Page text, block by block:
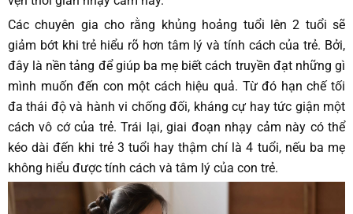
Các chuyên gia cho rằng khủng hoảng tuổi lên 2 tuổi sẽ
giảm bớt khi trẻ hiểu rõ hơn tâm lý và tính cách của trẻ. Bởi,
đây là nền tảng để giúp ba mẹ biết cách truyền đạt những gì
mình muốn đến con một cách hiệu quả. Từ đó hạn chế tối
đa thái độ và hành vi chống đối, kháng cự hay tức giận một
cách vô cớ của trẻ. Trái lại, giai đoạn nhạy cảm này có thể
kéo dài đến khi trẻ 3 tuổi hay thậm chí là 4 tuổi, nếu ba mẹ
không hiểu được tính cách và tâm lý của con trẻ.